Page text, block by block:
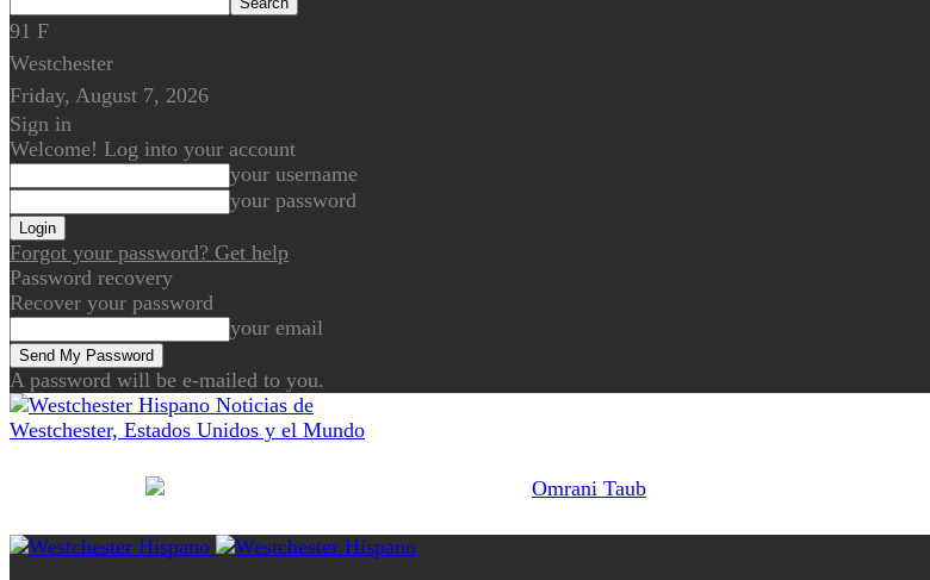
91 F
Westchester
Friday, August 7, 2026
Sign in
Welcome! Log into your account
your username
your password
Forgot your password? Get help
Password recovery
Recover your password
your email
A password will be e-mailed to you.
Noticias de
Westchester, Estados Unidos y el Mundo